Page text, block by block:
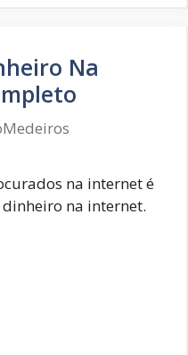
Na
na internet é
na internet.